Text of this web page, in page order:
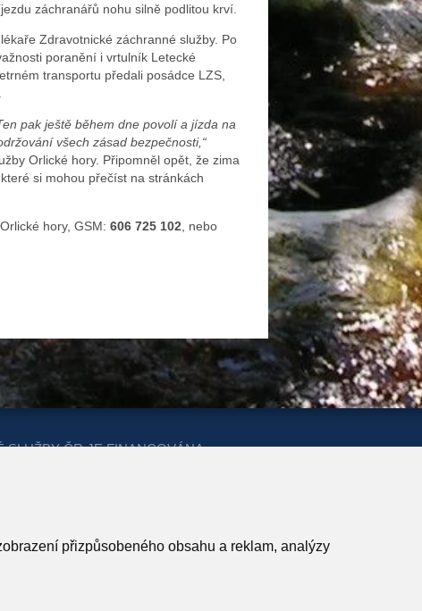
přizpůsobeného obsahu a reklam, analýzy
záchranářů nohu silně podlitou krví.
Zdravotnické záchranné služby. Po
poranění i vrtulník Letecké
transportu předali posádce LZS,
pak ještě během dne povolí a jízda na
všech zásad bezpečnosti,“
Orlické hory. Připomněl opět, že zima
si mohou přečíst na stránkách
hory, GSM: 606 725 102 , nebo
SLUŽBY ČR JE FINANCOVÁNA